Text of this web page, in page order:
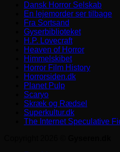
Dansk Horror Selskab
En lejemorder ser tilbage
Fra Sortsand
Gyserbiblioteket
H.P. Lovecraft
Heaven of Horror
Himmelskibet
Horror Film History
Horrorsiden.dk
Planet Pulp
Scaryo
Skræk og Rædsel
Superkultur.dk
The Internet Speculative